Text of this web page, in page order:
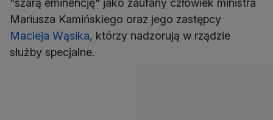
"szarą eminencję" jako zaufany człowiek ministra
Mariusza Kamińskiego oraz jego zastępcy
Macieja Wąsika, którzy nadzorują w rządzie
służby specjalne.